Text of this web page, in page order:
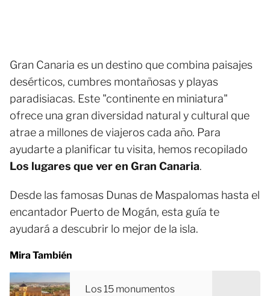
Gran Canaria es un destino que combina paisajes
desérticos, cumbres montañosas y playas
paradisiacas. Este "continente en miniatura"
ofrece una gran diversidad natural y cultural que
atrae a millones de viajeros cada año. Para
ayudarte a planificar tu visita, hemos recopilado
Los lugares que ver en Gran Canaria.
Desde las famosas Dunas de Maspalomas hasta el
encantador Puerto de Mogán, esta guía te
ayudará a descubrir lo mejor de la isla.
Mira También
Los 15 monumentos